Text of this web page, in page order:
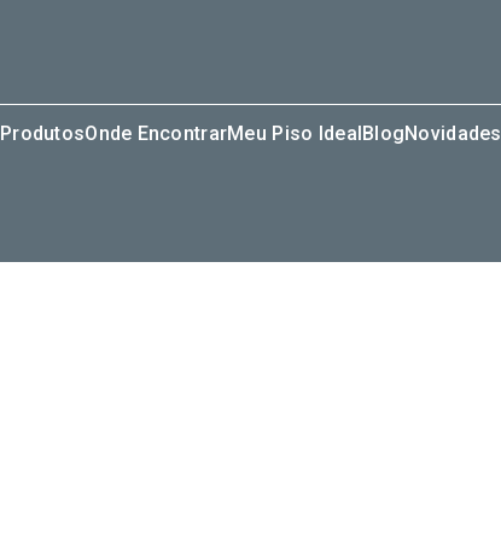
ProdutosOnde EncontrarMeu Piso IdealBlogNovidades